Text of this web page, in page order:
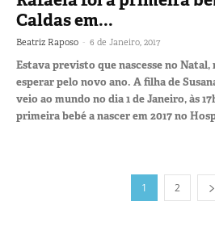
Caldas em...
Beatriz Raposo - 6 de Janeiro, 2017
Estava previsto que nascesse no Natal,
esperar pelo novo ano. A filha de
veio ao mundo no dia 1 de Janeiro, às
primeira bebé a nascer em 2017 no
1 2